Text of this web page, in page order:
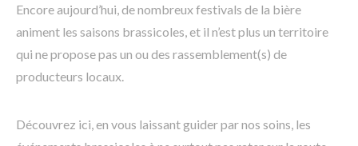
Encore aujourd’hui, de nombreux festivals de la bière
animent les saisons brassicoles, et il n’est plus un territoire
qui ne propose pas un ou des rassemblement(s) de
producteurs locaux.
Découvrez ici, en vous laissant guider par nos soins, les